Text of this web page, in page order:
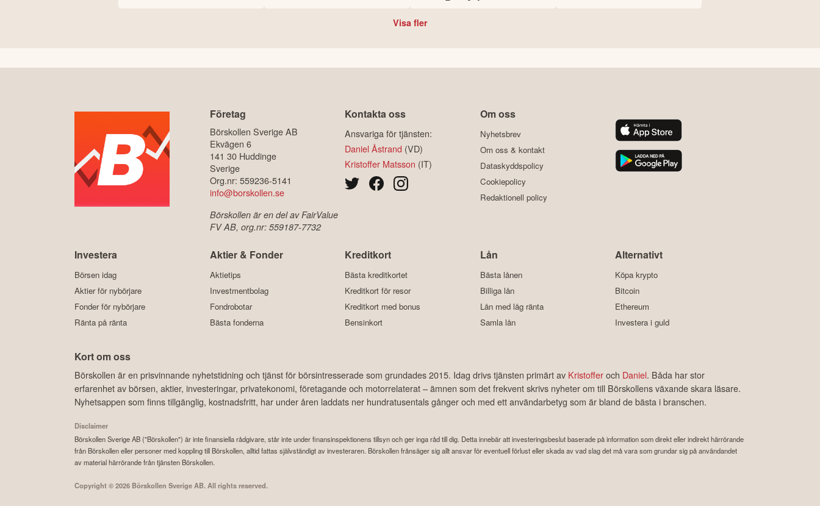
Visa fler
Företag
Börskollen Sverige AB
Ekvägen 6
141 30 Huddinge
Sverige
Org.nr: 559236-5141
info@borskollen.se
Börskollen är en del av FairValue
FV AB, org.nr: 559187-7732
Kontakta oss
Ansvariga för tjänsten:
Daniel Åstrand (VD)
Kristoffer Matsson (IT)
Om oss
Nyhetsbrev
Om oss & kontakt
Dataskyddspolicy
Cookiepolicy
Redaktionell policy
Investera
Börsen idag
Aktier för nybörjare
Fonder för nybörjare
Ränta på ränta
Aktier & Fonder
Aktietips
Investmentbolag
Fondrobotar
Bästa fonderna
Kreditkort
Bästa kreditkortet
Kreditkort för resor
Kreditkort med bonus
Bensinkort
Lån
Bästa lånen
Billiga lån
Lån med låg ränta
Samla lån
Alternativt
Köpa krypto
Bitcoin
Ethereum
Investera i guld
Kort om oss
Börskollen är en prisvinnande nyhetstidning och tjänst för börsintresserade som grundades 2015. Idag drivs tjänsten primärt av Kristofferoch Daniel. Båda har stor
erfarenhet av börsen, aktier, investeringar, privatekonomi, företagande och motorrelaterat – ämnen som det frekvent skrivs nyheter om till Börskollens växande skara läsare.
Nyhetsappen som finns tillgänglig, kostnadsfritt, har under åren laddats ner hundratusentals gånger och med ett användarbetyg som är bland de bästa i branschen.
Disclaimer
Börskollen Sverige AB ("Börskollen") är inte finansiella rådgivare, står inte under finansinspektionens tillsyn och ger inga råd till dig. Detta innebär att investeringsbeslut baserade på information som direkt eller indirekt härrörande
från Börskollen eller personer med koppling till Börskollen, alltid fattas självständigt av investeraren. Börskollen frånsäger sig allt ansvar för eventuell förlust eller skada av vad slag det må vara som grundar sig på användandet
av material härrörande från tjänsten Börskollen.
Copyright ©2026 Börskollen Sverige AB. All rights reserved.